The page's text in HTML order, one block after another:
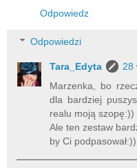
Odpowiedz
Odpowiedzi
Tara_Edyta
28
Marzenka, bo
dla bardziej
realu moją szopę:))
Ale ten zestaw
by Ci podpasował:))